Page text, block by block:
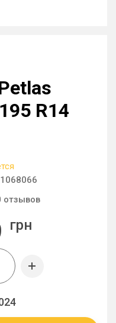
R14
отзывов
грн